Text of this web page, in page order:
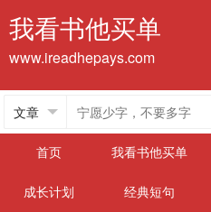
我看书他买单
www.ireadhepays.com
首页
我看书他买单
成长计划 经典短句